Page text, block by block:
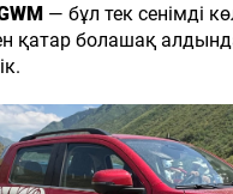
— бұл тек сенімді
қатар болашақ